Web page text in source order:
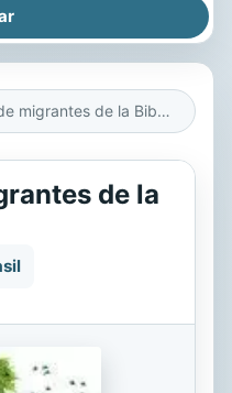
Historias de migrantes de la Biblia
de la